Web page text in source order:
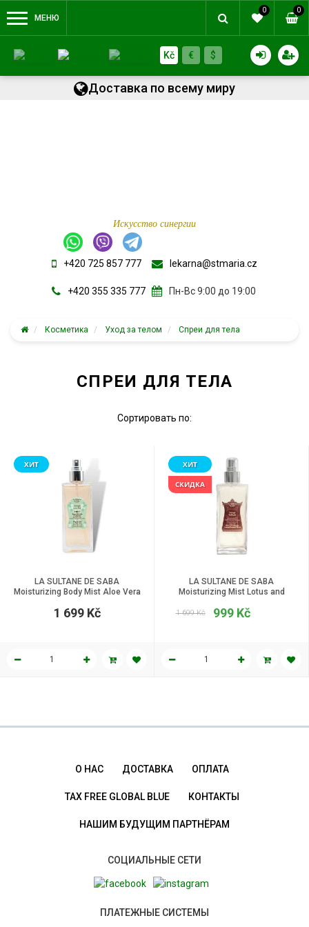
МЕНЮ
0 0
Kč € $
Доставка по всему миру
Искусство синергии
+420 725 857 777
+420 355 335 777
lekarna@stmaria.cz
Пн-Вс 9:00 до 19:00
Косметика Уход за телом Спреи для тела
СПРЕИ ДЛЯ ТЕЛА
Сортировать по:
LA SULTANE DE SABA
Moisturizing Body Mist Aloe Vera
Парфюмерный лосьон-спрей,
ХИТ
1 699 Kč
LA SULTANE DE SABA
Moisturizing Mist Lotus and
Парфюмерный лосьон-спрей,
ХИТ
СКИДКА
1 699 Kč 999 Kč
О НАС ДОСТАВКА ОПЛАТА
TAX FREE GLOBAL BLUE КОНТАКТЫ
НАШИМ БУДУЩИМ ПАРТНЁРАМ
СОЦИАЛЬНЫЕ СЕТИ
ПЛАТЕЖНЫЕ СИСТЕМЫ